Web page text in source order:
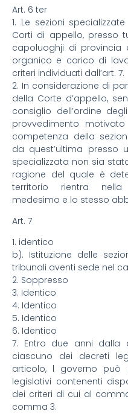
Art. 6 ter
1. Le sezioni
Corti di appello, presso
capoluoghji di
organico e carico di
criteri individuati dall’art. 7.
2. In considerazione di
della Corte d’appello,
consiglio dell’ordine
provvedimento
competenza della
da quest’ultima presso
specializzata non sia
ragione del quale è
territorio rientra nella
medesimo e lo stesso
Art. 7
1. identico
b). Istituzione delle
tribunali aventi sede nel
2. Soppresso
3. Identico
4. Identico
5. Identico
6. Identico
7. Entro due anni
ciascuno dei decreti
articolo, l governo
legislativi contenenti
dei criteri di cui al
comma 3.